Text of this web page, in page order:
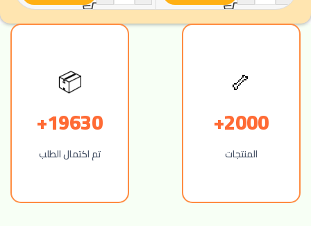
🦴
2000+
المنتجات
📦
19630+
تم اكتمال الطلب